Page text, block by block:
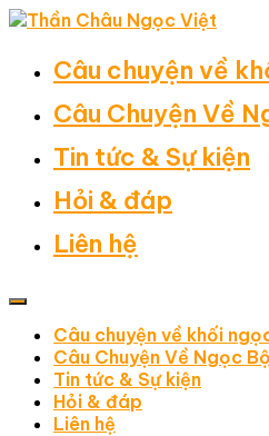
Câu chuyện về
Câu Chuyện Về
Tin tức & Sự kiện
Hỏi & đáp
Liên hệ
Câu chuyện về khối
Câu Chuyện Về Ngọc
Tin tức & Sự kiện
Hỏi & đáp
Liên hệ